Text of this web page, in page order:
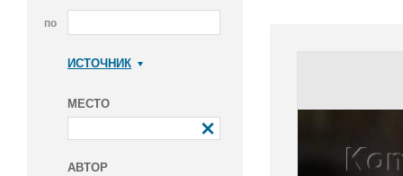
по
ИСТОЧНИК
МЕСТО
АВТОР